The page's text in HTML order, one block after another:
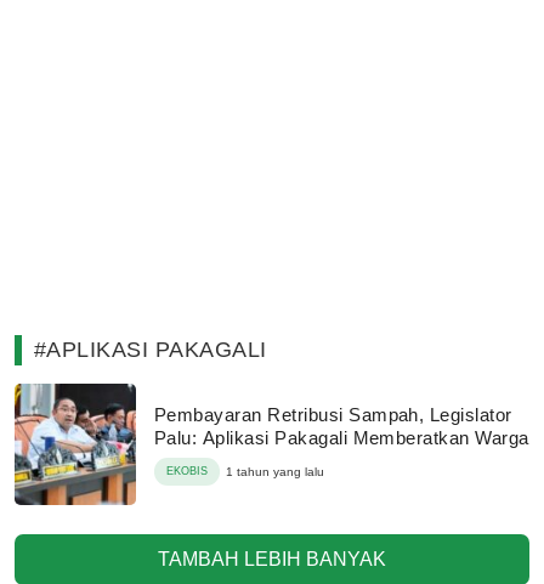
#APLIKASI PAKAGALI
Pembayaran Retribusi Sampah, Legislator
Palu: Aplikasi Pakagali Memberatkan Warga
EKOBIS 1 tahun yang lalu
TAMBAH LEBIH BANYAK